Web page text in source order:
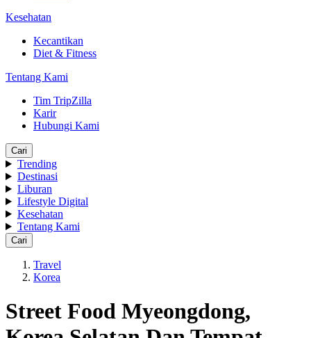
Kesehatan
Kecantikan
Diet & Fitness
Tentang Kami
Tim TripZilla
Karir
Hubungi Kami
Cari
Trending
Destinasi
Liburan
Lifestyle Digital
Kesehatan
Tentang Kami
Cari
Travel
Korea
Street Food Myeongdong,